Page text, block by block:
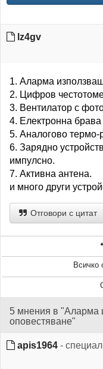
lz4gv
1. Аларма
2. Цифров
3. Вентилатор с
4. Електронна
5. Аналогово термо-
6. Зарядно
импулсно.
7. Активна антена.
и много други
Отговори с цитат
Всичко
5 мнения в "Аларма
оповестяване"
apis1964 -